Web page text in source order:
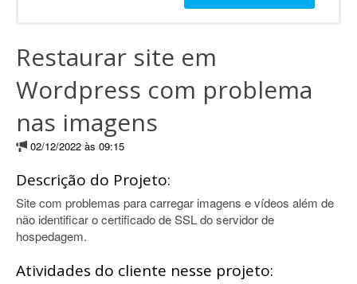
Restaurar site em
Wordpress com problema
nas imagens
02/12/2022 às 09:15
Descrição do Projeto:
Site com problemas para carregar imagens e vídeos além de
não identificar o certificado de SSL do servidor de
hospedagem.
Atividades do cliente nesse projeto: